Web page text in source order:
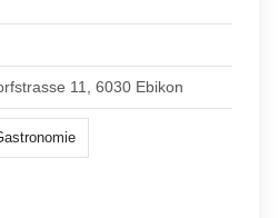
11, 6030 Ebikon